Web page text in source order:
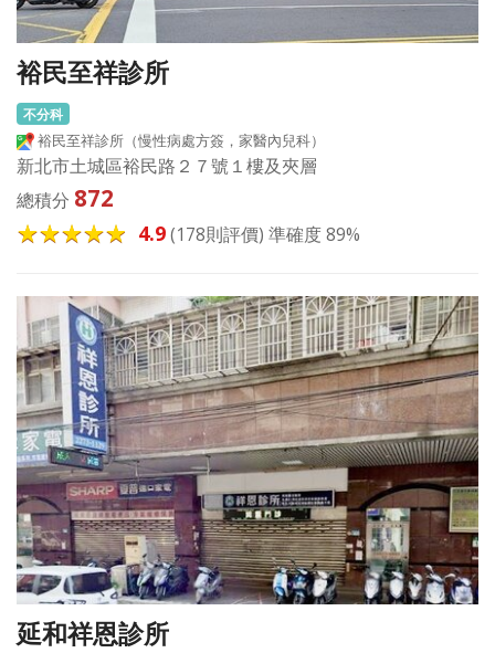
裕民至祥診所
不分科
裕民至祥診所（慢性病處方簽，家醫內兒科）
新北市土城區裕民路２７號１樓及夾層
總積分 872
4.9(178則評價) 準確度 89%
延和祥恩診所